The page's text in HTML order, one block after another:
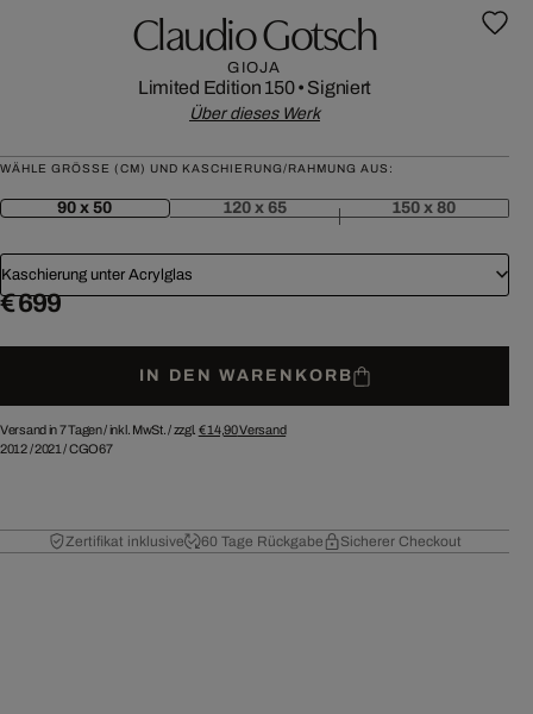
Claudio Gotsch
GIOJA
Limited Edition 150• Signiert
Über dieses Werk
WÄHLE GRÖSSE (CM) UND KASCHIERUNG/RAHMUNG AUS:
90 x 50 120 x 65 150 x 80
Kaschierung unter Acrylglas
€ 699
IN DEN WARENKORB
Versand in 7 Tagen /inkl. MwSt. / zzgl. € 14,90Versand
2012/2021 /CGO67
Zertifikat inklusive 60 Tage Rückgabe Sicherer Checkout